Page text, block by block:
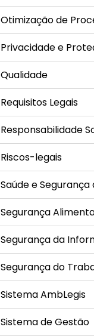
Otimização de
Privacidade e
Qualidade
Requisitos Legais
Responsabilidade
Riscos-legais
Saúde e
Segurança
Segurança da
Segurança do
Sistema AmbLegis
Sistema de Gestão